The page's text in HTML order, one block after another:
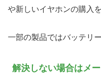
や新しいイヤホンの購入
一部の製品ではバッテリ
解決しない場合はメ